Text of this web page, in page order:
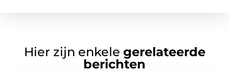
Hier zijn enkele gerelateerde
berichten